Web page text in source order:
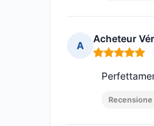
A
Acheteur
Nota: 5 su 5